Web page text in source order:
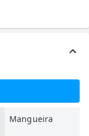
Mangueira